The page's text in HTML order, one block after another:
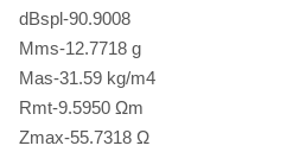
dBspl-90.9008
Mms-12.7718 g
Mas-31.59 kg/m4
Rmt-9.5950 Ωm
Zmax-55.7318 Ω